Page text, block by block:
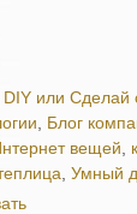
DIY или Сделай
, Блог
вещей,
, Умный